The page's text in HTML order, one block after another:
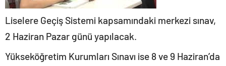
Liselere Geçiş Sistemi kapsamındaki merkezi sınav,
2 Haziran Pazar günü yapılacak.
Yükseköğretim Kurumları Sınavı ise 8 ve 9 Haziran’da